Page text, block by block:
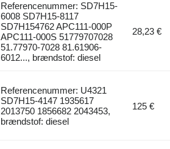
Referencenummer: SD7H15-
6008 SD7H15-8117
SD7H154762 APC111-000P
APC111-000S 51779707028
51.77970-7028 81.61906-
6012..., brændstof: diesel
28,23 €
Referencenummer: U4321
SD7H15-4147 1935617
2013750 1856682 2043453,
brændstof: diesel
125 €